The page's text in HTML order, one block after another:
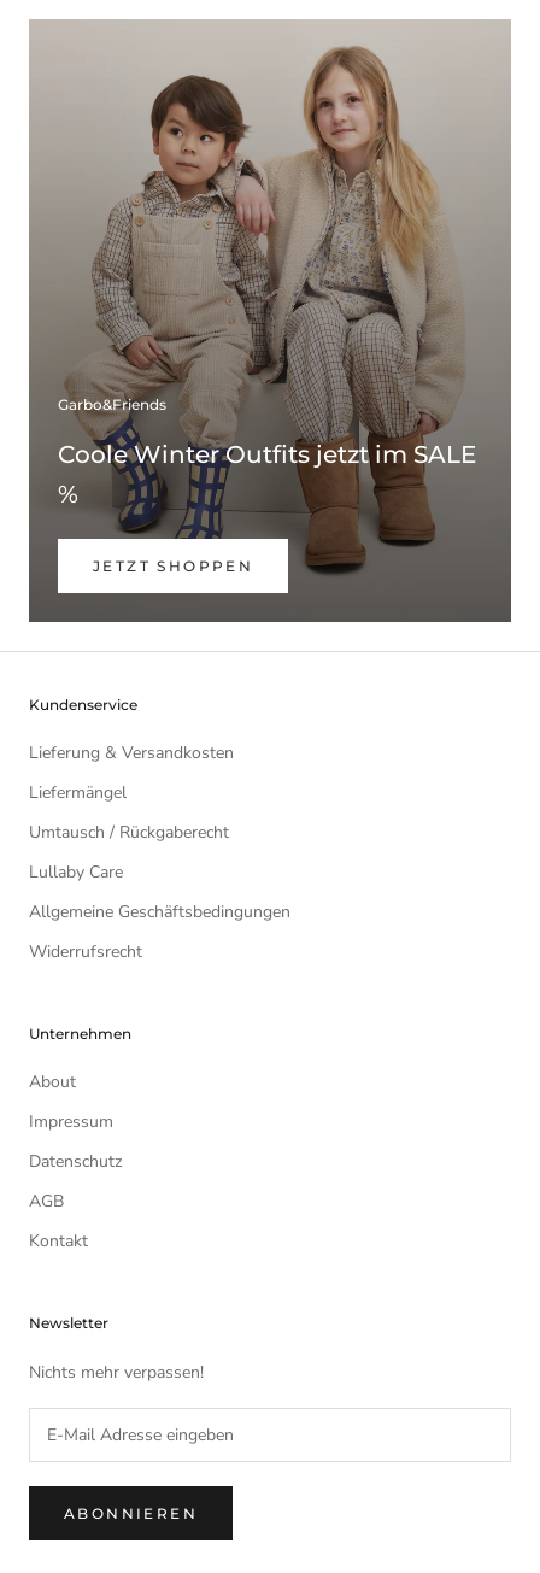
Garbo&Friends
Coole Winter Outfits jetzt im SALE
%
JETZT SHOPPEN
Kundenservice
Lieferung & Versandkosten
Liefermängel
Umtausch / Rückgaberecht
Lullaby Care
Allgemeine Geschäftsbedingungen
Widerrufsrecht
Unternehmen
About
Impressum
Datenschutz
AGB
Kontakt
Newsletter
Nichts mehr verpassen!
ABONNIEREN